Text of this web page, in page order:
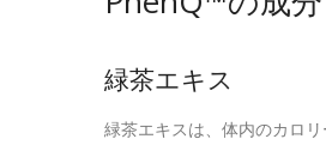
緑茶エキス
緑茶エキスは、体内のカロ